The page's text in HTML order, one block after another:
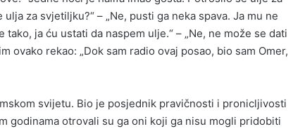
za svjetiljku?“ – „Ne, pusti ga neka spava. Ja mu ne
ja ću ustati da naspem ulje.“ – „Ne, ne može se dati
ovako rekao: „Dok sam radio ovaj posao, bio sam Omer,
svijetu. Bio je posjednik pravičnosti i pronicljivosti
godinama otrovali su ga oni koji ga nisu mogli pridobiti